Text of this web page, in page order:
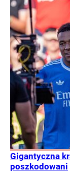
Gigantyczna
poszkodowani